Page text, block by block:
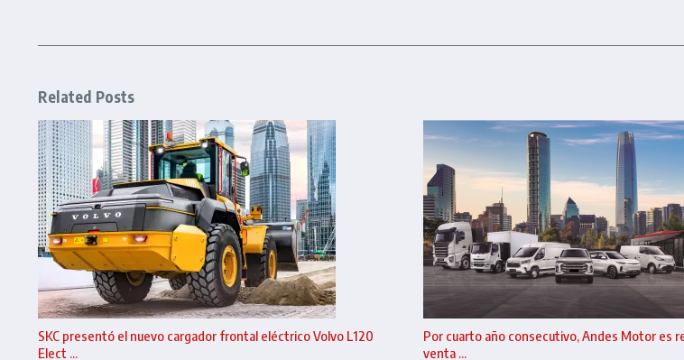
Related Posts
SKC presentó el nuevo cargador frontal eléctrico Volvo L120
Elect ...
Por cuarto año consecutivo, Andes Motor es
venta ...